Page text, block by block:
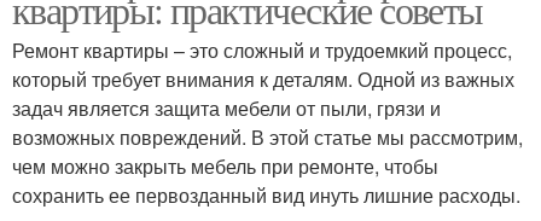
Ремонт квартиры – это сложный и трудоемкий процесс,
который требует внимания к деталям. Одной из важных
задач является защита мебели от пыли, грязи и
возможных повреждений. В этой статье мы рассмотрим,
чем можно закрыть мебель при ремонте, чтобы
сохранить ее первозданный вид инуть лишние расходы.